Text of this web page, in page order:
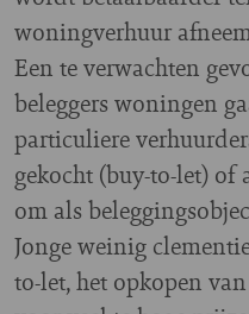
woningverhuur
Een te verwachten
beleggers woningen
particuliere
gekocht (buy-to-let) of
om als
Jonge weinig
to-let, het opkopen